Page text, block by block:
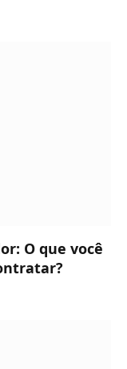
O que você